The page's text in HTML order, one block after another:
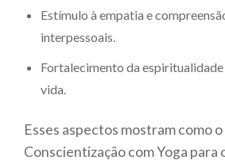
Estímulo à empatia e
interpessoais.
Fortalecimento da
vida.
Esses aspectos mostram como
Conscientização com Yoga para